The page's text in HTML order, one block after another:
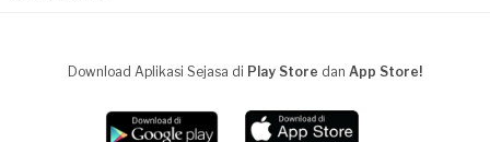
Download Aplikasi Sejasa di Play Store dan App Store!